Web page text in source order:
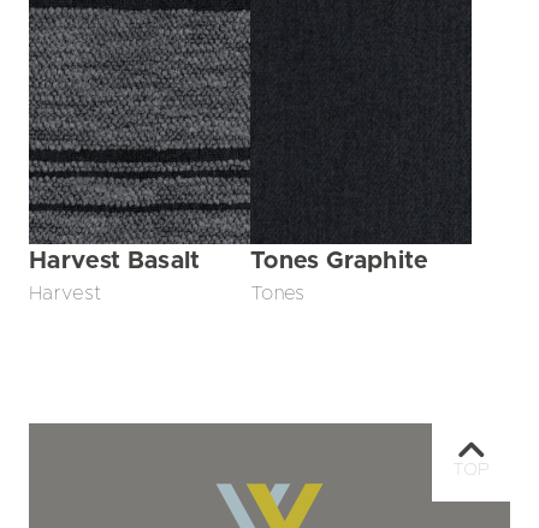
Harvest Basalt
Harvest
Tones Graphite
Tones
TOP